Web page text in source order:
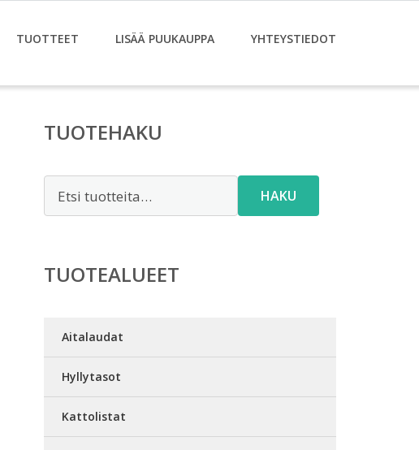
TUOTTEET LISÄÄ PUUKAUPPA YHTEYSTIEDOT
TUOTEHAKU
HAKU
TUOTEALUEET
Aitalaudat
Hyllytasot
Kattolistat